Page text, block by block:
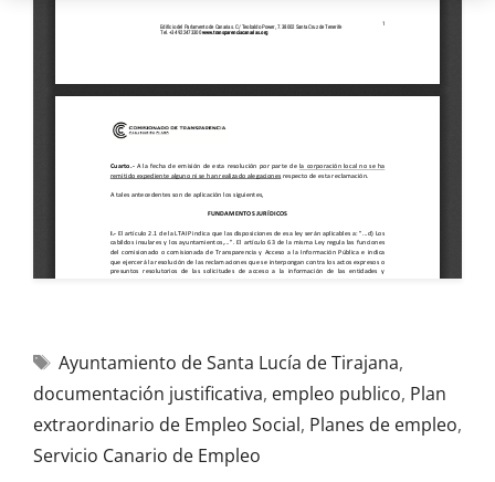
Ayuntamiento de Santa Lucía de Tirajana,
documentación justificativa, empleo publico, Plan
extraordinario de Empleo Social, Planes de empleo,
Servicio Canario de Empleo